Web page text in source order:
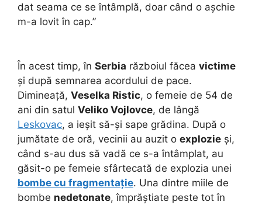
dat seama ce se întâmplă, doar când o așchie
m-a lovit în cap.”
În acest timp, în Serbia războiul făcea victime
și după semnarea acordului de pace.
Dimineață, Veselka Ristic, o femeie de 54 de
ani din satul Veliko Vojlovce, de lângă
Leskovac, a ieșit să-și sape grădina. După o
jumătate de oră, vecinii au auzit o explozie și,
când s-au dus să vadă ce s-a întâmplat, au
găsit-o pe femeie sfârtecată de explozia unei
bombe cu fragmentație. Una dintre miile de
bombe nedetonate, împrăștiate peste tot în